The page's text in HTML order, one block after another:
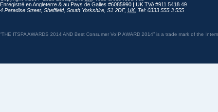
Enregistré en Angleterre & au Pays de Galles #6085990 | UK TVA#911 5418 49
4 Paradise Street, Sheffield, South Yorkshire S1 2DF, UK, Tel: 0333 555 3 555
“THE ITSPA AWARDS 2014 AND Best Consumer VoIP AWARD 2014” is a trade mark of the